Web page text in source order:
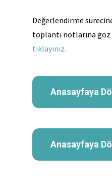
Değerlendirme
toplantı notlarına
tıklayınız.
Anasayfaya
Anasayfaya